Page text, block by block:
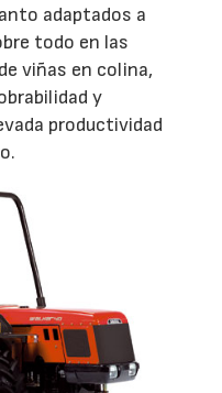
adaptados a
todo en las
viñas en colina,
y
productividad